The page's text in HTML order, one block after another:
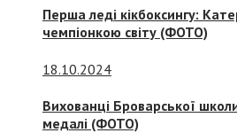
Перша леді кікбоксингу:
чемпіонкою світу (ФОТО)
18.10.2024
Вихованці Броварської
медалі (ФОТО)